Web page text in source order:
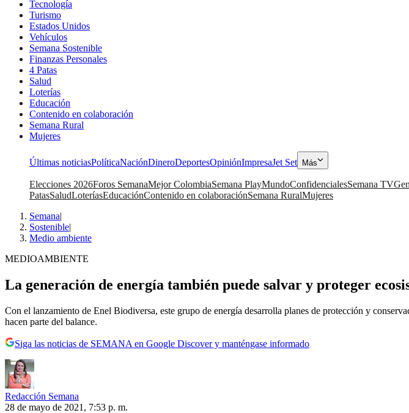
Tecnología
Turismo
Estados Unidos
Vehículos
Semana Sostenible
Finanzas Personales
4 Patas
Salud
Loterías
Educación
Contenido en colaboración
Semana Rural
Mujeres
Últimas noticiasPolíticaNaciónDineroDeportesOpiniónImpresaJet Set Más
Elecciones 2026Foros SemanaMejor ColombiaSemana PlayMundoConfidencialesSemana TV
PatasSaludLoteríasEducaciónContenido en colaboraciónSemana RuralMujeres
Semana|
Sostenible|
Medio ambiente
MEDIOAMBIENTE
La generación de energía también puede salvar y proteger
Con el lanzamiento de Enel Biodiversa, este grupo de energía desarrolla planes de protección y
hacen parte del balance.
Siga las noticias de SEMANA en Google Discover y manténgase informado
Redacción Semana
28 de mayo de 2021, 7:53 p. m.